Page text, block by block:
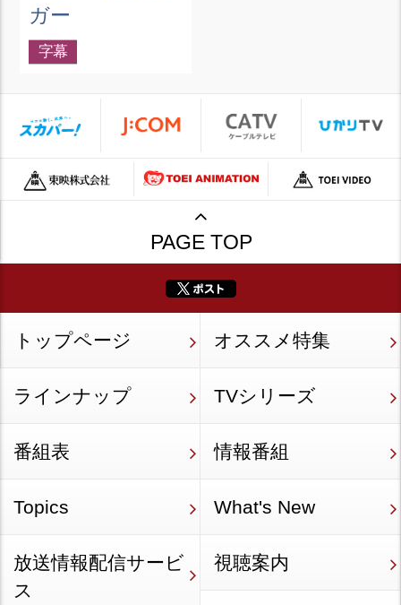
ガー
字幕
PAGE TOP
トップページ オススメ特集
ラインナップ TVシリーズ
番組表 情報番組
Topics What's New
放送情報配信サービ
ス
視聴案内